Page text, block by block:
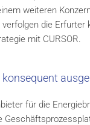
weiteren
die Erfurter
mit CURSOR.
für die